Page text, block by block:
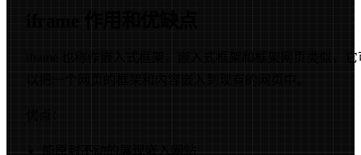
iframe 作用和优缺点
iframe 也称作嵌入式框架，嵌入式框架和框架网页类似，它
以把一个网页的框架和内容嵌入到现有的网页中。
能原封不动的展现嵌入网站